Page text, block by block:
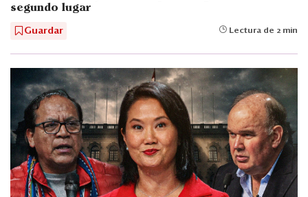
segundo lugar
Guardar Lectura de 2 min